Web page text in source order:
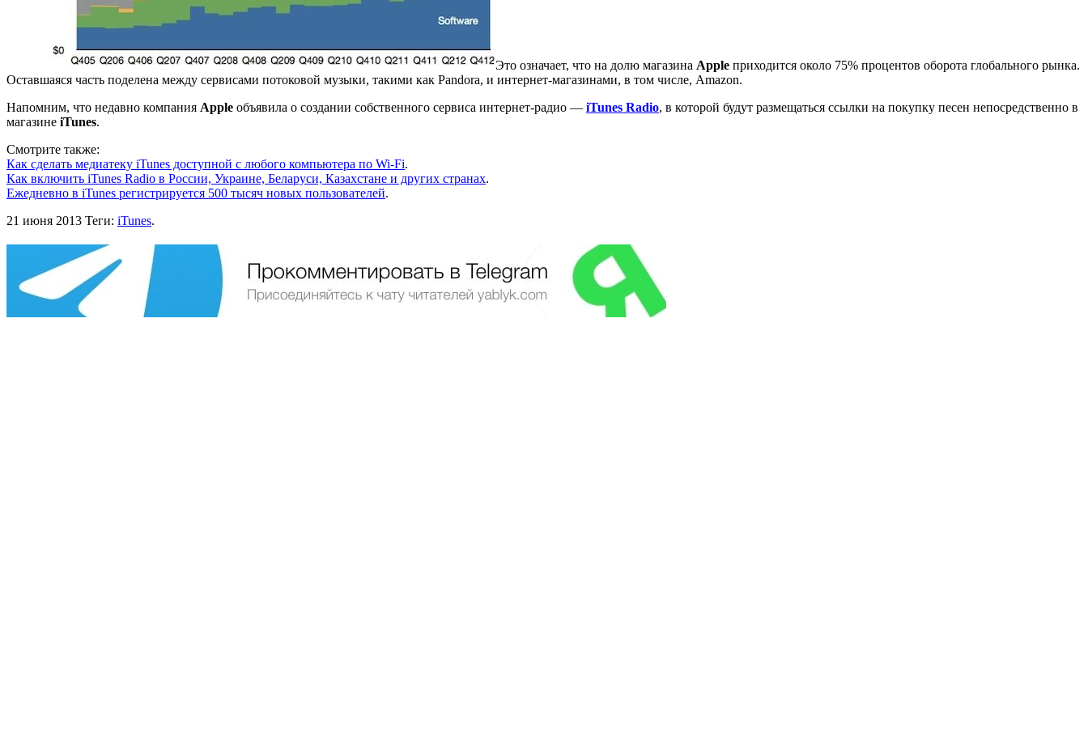
Это означает, что на долю магазина Apple приходится около 75% процентов оборота глобального рынка.
Оставшаяся часть поделена между сервисами потоковой музыки, такими как Pandora, и интернет-магазинами, в том числе, Amazon.
Напомним, что недавно компания Apple объявила о создании собственного сервиса интернет-радио — iTunes Radio, в которой будут размещаться ссылки на покупку песен непосредственно в
магазине iTunes.
Смотрите также:
Как сделать медиатеку iTunes доступной с любого компьютера по Wi-Fi.
Как включить iTunes Radio в России, Украине, Беларуси, Казахстане и других странах.
Ежедневно в iTunes регистрируется 500 тысяч новых пользователей.
21 июня 2013 Теги: iTunes.